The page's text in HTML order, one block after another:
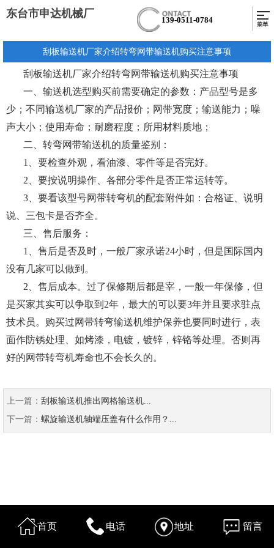
东台市申达机械厂
139-0511-0784
刮板输送机厂家介绍转弯网带输送机购买注意事项
刮板输送机厂家介绍转弯网带输送机购买注意事项
一、输送机选型购买前需要确定的参数：产品型号是多
少；不同输送机厂家的产品报价；网带宽度；输送能力；噪
声大小；使用寿命；耐磨程度；所用材料质地；
二、转弯网带输送机的质量鉴别：
1、要检查外观，看油漆、零件等是否完好。
2、要按说明操作、各部分零件是否正常运转等。
3、要看该型号网带转弯机的配套附件如：合格证、说明
说、三包卡是否齐全。
三、售后服务：
1、售后是否及时，一般厂家承诺24小时，但是国际国内
没有几家可以做到。
2、售后成本。过了保修期后都是宰，一般一年保修，但
是买家其实可以争取到2年，最大的可以要3年并且要求驻点
技术员。购买过网带转弯输送机维护保养也要同时进行，表
面作防锈处理、如烤漆，电镀，镀锌，锌铬等处理。否则再
好的网带转弯机寿命也不会长久的。
上一篇： 刮板输送机推出网格输送机...
下一篇： 螺旋输送机轴端压盖有什么作用？...
首页 电话 地址 留言